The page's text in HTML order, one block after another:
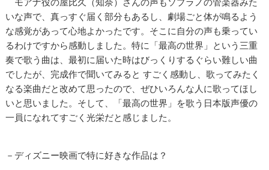
いな声で、真っすぐ届く部分もあるし、劇場ごと体が鳴るよう
な感覚があって心地よかったです。そこに自分の声も乗ってい
るわけですから感動しました。特に「最高の世界」という三重
奏で歌う曲は、最初に届いた時はびっくりするぐらい難しい曲
でしたが、完成作で聞いてみると すごく感動し、歌ってみたく
なる楽曲だと改めて思ったので、ぜひいろんな人に歌ってほし
いと思いました。そして、「最高の世界」を歌う日本版声優の
一員になれてすごく光栄だと感じました。
－ディズニー映画で特に好きな作品は？